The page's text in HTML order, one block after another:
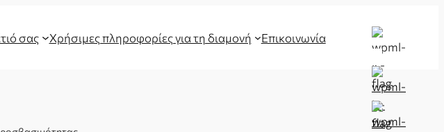
σας Χρήσιμες πληροφορίες για τη διαμονή Επικοινωνία